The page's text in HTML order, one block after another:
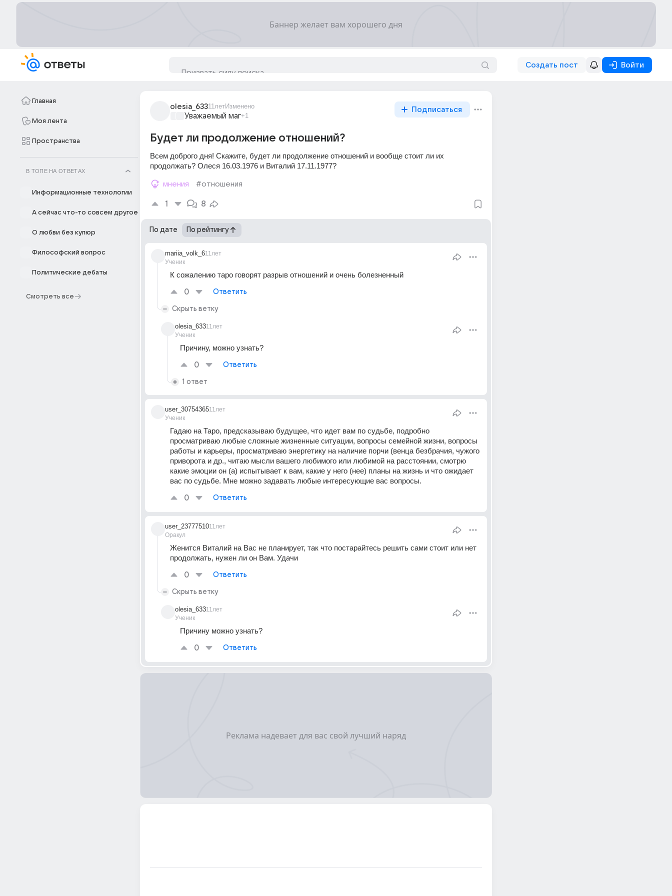
Создать пост Войти
Главная
Моя лента
Пространства
В ТОПЕ НА ОТВЕТАХ
Информационные технологии
А сейчас что-то совсем другое
О любви без купюр
Философский вопрос
Политические дебаты
Смотреть все
olesia_63311летИзменено
Уважаемый маг+1
Подписаться
Будет ли продолжение отношений?
Всем доброго дня! Скажите, будет ли продолжение отношений и вообще стоит ли их
продолжать? Олеся 16.03.1976 и Виталий 17.11.1977?
мнения #отношения
1 8
По дате По рейтингу
mariia_volk_6
Ученик
11лет
К сожалению таро говорят разрыв отношений и очень болезненный
0 Ответить
Скрыть ветку
olesia_633
Ученик
11лет
Причину, можно узнать?
0 Ответить
1 ответ
user_30754365
Ученик
11лет
Гадаю на Таро, предсказываю будущее, что идет вам по судьбе, подробно
просматриваю любые сложные жизненные ситуации, вопросы семейной жизни, вопросы
работы и карьеры, просматриваю энергетику на наличие порчи (венца безбрачия, чужого
приворота и др., читаю мысли вашего любимого или любимой на расстоянии, смотрю
какие эмоции он (а) испытывает к вам, какие у него (нее) планы на жизнь и что ожидает
вас по судьбе. Мне можно задавать любые интересующие вас вопросы.
0 Ответить
user_23777510
Оракул
11лет
Женится Виталий на Вас не планирует, так что постарайтесь решить сами стоит или нет
продолжать, нужен ли он Вам. Удачи
0 Ответить
Скрыть ветку
olesia_633
Ученик
11лет
Причину можно узнать?
0 Ответить